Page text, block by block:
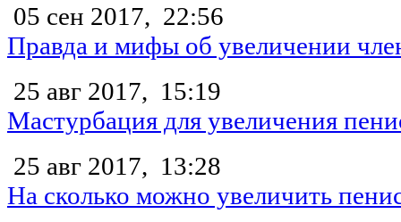
05 сен 2017, 22:56
Правда и мифы об увеличении
25 авг 2017, 15:19
Мастурбация для увеличения
25 авг 2017, 13:28
На сколько можно увеличить